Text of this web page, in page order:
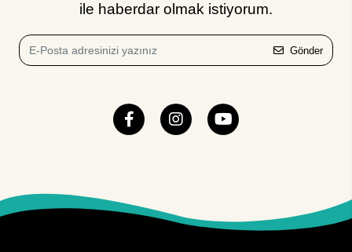
ile haberdar olmak istiyorum.
Gönder